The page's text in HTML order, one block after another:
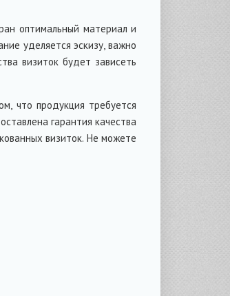
оптимальный материал и
уделяется эскизу, важно
визиток будет зависеть
что продукция требуется
гарантия качества
визиток. Не можете